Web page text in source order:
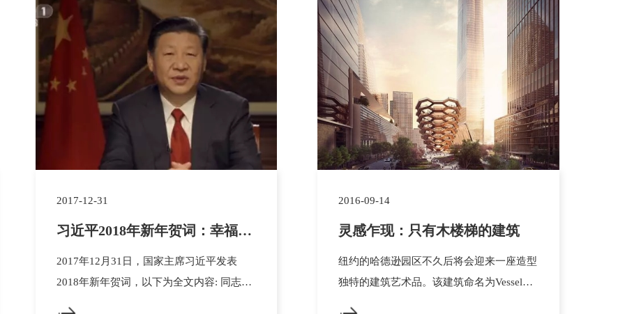
2017-12-31
习近平2018年新年贺词：幸福都
2017年12月31日，国家主席习近平发表
2018年新年贺词，以下为全文内容: 同志
2016-09-14
灵感乍现：只有木楼梯的建筑
纽约的哈德逊园区不久后将会迎来一座造型
独特的建筑艺术品。该建筑命名为Vessel，